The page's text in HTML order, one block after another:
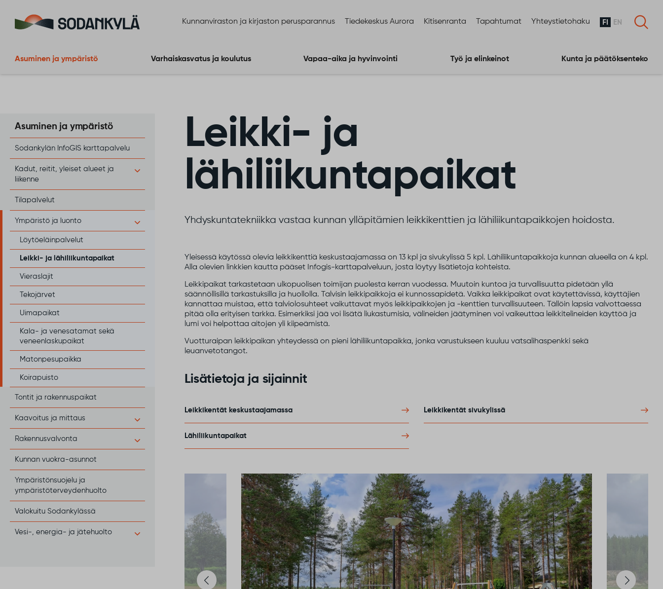
Kunnanviraston ja kirjaston perusparannus Tiedekeskus Aurora Kitisenranta Tapahtumat Yhteystietohaku FI EN
Asuminen ja ympäristö Varhaiskasvatus ja koulutus Vapaa-aika ja hyvinvointi Työ ja elinkeinot Kunta ja päätöksenteko
Asuminen ja ympäristö
Sodankylän InfoGIS karttapalvelu
Kadut, reitit, yleiset alueet ja
liikenne
Tilapalvelut
Ympäristö ja luonto
Löytöeläinpalvelut
Leikki- ja lähiliikuntapaikat
Vieraslajit
Tekojärvet
Uimapaikat
Kala- ja venesatamat sekä
veneenlaskupaikat
Matonpesupaikka
Koirapuisto
Tontit ja rakennuspaikat
Kaavoitus ja mittaus
Rakennusvalvonta
Kunnan vuokra-asunnot
Ympäristönsuojelu ja
ympäristöterveydenhuolto
Valokuitu Sodankylässä
Vesi-, energia- ja jätehuolto
Leikki- ja
lähiliikuntapaikat
Yhdyskuntatekniikka vastaa kunnan ylläpitämien leikkikenttien ja lähiliikuntapaikkojen hoidosta.
Yleisessä käytössä olevia leikkikenttiä keskustaajamassa on 13 kpl ja sivukylissä 5 kpl. Lähiliikuntapaikkoja kunnan alueella on 4 kpl.
Alla olevien linkkien kautta pääset Infogis-karttapalveluun, josta löytyy lisätietoja kohteista.
Leikkipaikat tarkastetaan ulkopuolisen toimijan puolesta kerran vuodessa. Muutoin kuntoa ja turvallisuutta pidetään yllä
säännöllisillä tarkastuksilla ja huollolla. Talvisin leikkipaikkoja ei kunnossapidetä. Vaikka leikkipaikat ovat käytettävissä, käyttäjien
kannattaa muistaa, että talviolosuhteet vaikuttavat myös leikkipaikkojen ja -kenttien turvallisuuteen. Tällöin lapsia valvottaessa
pitää olla erityisen tarkka. Esimerkiksi jää voi lisätä liukastumisia, välineiden jäätyminen voi vaikeuttaa leikkitelineiden käyttöä ja
lumi voi helpottaa aitojen yli kiipeämistä.
Vuotturaipan leikkipaikan yhteydessä on pieni lähiliikuntapaikka, jonka varustukseen kuuluu vatsalihaspenkki sekä
leuanvetotangot.
Lisätietoja ja sijainnit
Leikkikentät keskustaajamassa Leikkikentät sivukylissä
Lähiliikuntapaikat